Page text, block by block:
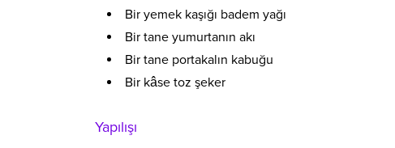
Bir yemek kaşığı badem yağı
Bir tane yumurtanın akı
Bir tane portakalın kabuğu
Bir kâse toz şeker
Yapılışı